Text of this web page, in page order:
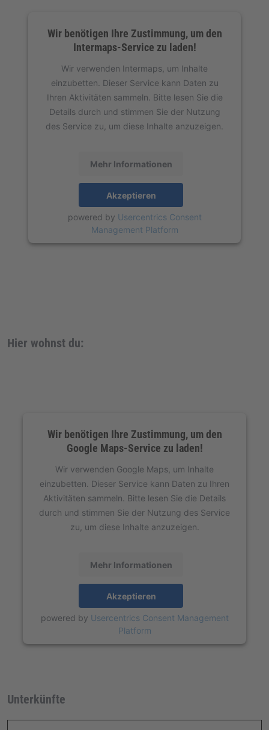
Wir benötigen Ihre Zustimmung, um den
Intermaps-Service zu laden!
Wir verwenden Intermaps, um Inhalte
einzubetten. Dieser Service kann Daten zu
Ihren Aktivitäten sammeln. Bitte lesen Sie die
Details durch und stimmen Sie der Nutzung
des Service zu, um diese Inhalte anzuzeigen.
Mehr Informationen
Akzeptieren
powered by Usercentrics Consent
Management Platform
Hier wohnst du:
Wir benötigen Ihre Zustimmung, um den
Google Maps-Service zu laden!
Wir verwenden Google Maps, um Inhalte
einzubetten. Dieser Service kann Daten zu Ihren
Aktivitäten sammeln. Bitte lesen Sie die Details
durch und stimmen Sie der Nutzung des Service
zu, um diese Inhalte anzuzeigen.
Mehr Informationen
Akzeptieren
powered by Usercentrics Consent Management
Platform
Unterkünfte